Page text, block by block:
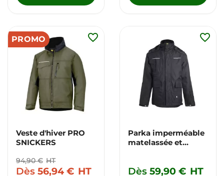
PROMO
Veste d'hiver PRO
SNICKERS
94,90 € HT
Dès 56,94 € HT
favorite_border
Parka imperméable
matelassée et
Dès 59,90 € HT
favorite_border